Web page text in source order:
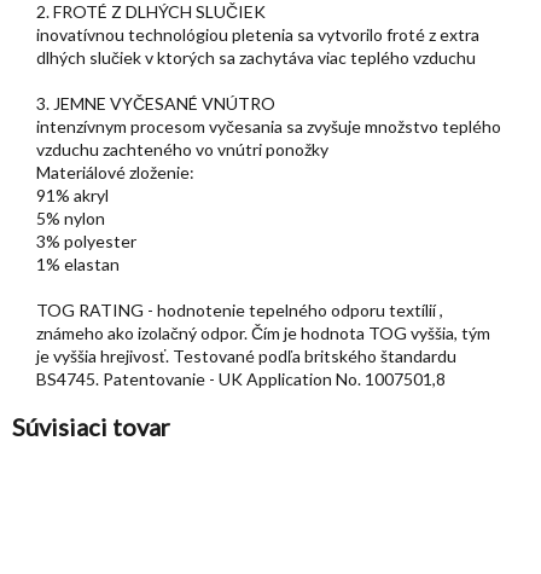
2. FROTÉ Z DLHÝCH SLUČIEK
inovatívnou technológiou pletenia sa vytvorilo froté z extra
dlhých slučiek v ktorých sa zachytáva viac teplého vzduchu
3. JEMNE VYČESANÉ VNÚTRO
intenzívnym procesom vyčesania sa zvyšuje množstvo teplého
vzduchu zachteného vo vnútri ponožky
Materiálové zloženie:
91% akryl
5% nylon
3% polyester
1% elastan
TOG RATING - hodnotenie tepelného odporu textílií ,
známeho ako izolačný odpor. Čím je hodnota TOG vyššia, tým
je vyššia hrejivosť. Testované podľa britského štandardu
BS4745. Patentovanie - UK Application No. 1007501,8
Súvisiaci tovar